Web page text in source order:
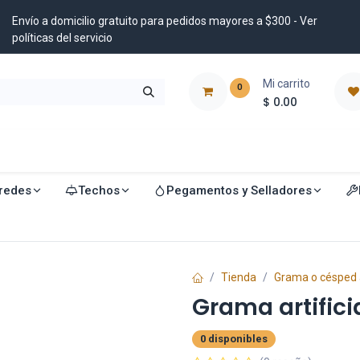
Envío a domicilio gratuito para pedidos mayores a $300 - Ver
políticas del servicio
0 Mi carrito
$ 0.00
Techos Pegamentos y Selladores
Tienda Grama o
Grama
0 disponibles